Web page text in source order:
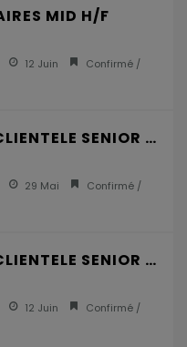
MID H/F
12 Juin
Confirmé /
01 CHARGE DE CLIENTELE SENIOR PME H/F
29 Mai
Confirmé /
01 CHARGE DE CLIENTELE SENIOR PME H/F
12 Juin
Confirmé /